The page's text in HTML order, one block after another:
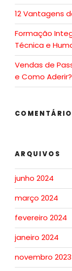
12 Vantagens
Formação
Técnica e
Vendas de
e Como Aderir?
ARQUIVOS
junho 2024
março 2024
fevereiro 2024
janeiro 2024
novembro 2023